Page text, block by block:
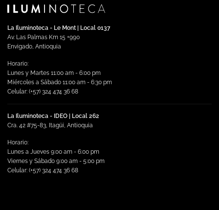
La Iluminoteca - Le Mont | Local 0137
Av. Las Palmas Km 15 +990
Envigado, Antioquia
Horario:
Lunes y Martes 11:00 am - 6:00 pm
Miércoles a Sábado 11:00 am - 6:30 pm
Celular: (+57) 324 474 36 68
La Iluminoteca - IDEO | Local 262
Cra. 42 #75-83, Itagüi, Antioquia
Horario:
Lunes a Jueves 9:00 am - 6:00 pm
Viernes y Sábado 9:00 am - 5:00 pm
Celular: (+57) 324 474 36 68